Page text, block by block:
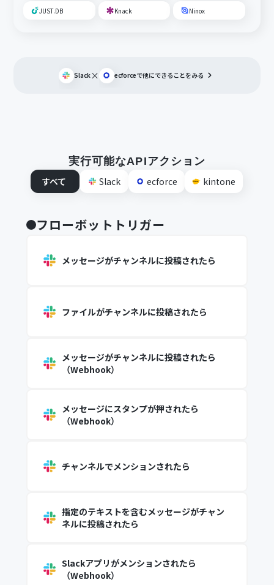
JUST.DB Knack Ninox
Slack× ecforceで他にできることをみる
実行可能なAPIアクション
すべて
Slack ecforce kintone
フローボットトリガー
メッセージがチャンネルに投稿されたら
ファイルがチャンネルに投稿されたら
メッセージがチャンネルに投稿されたら
（Webhook）
メッセージにスタンプが押されたら
（Webhook）
チャンネルでメンションされたら
指定のテキストを含むメッセージがチャン
ネルに投稿されたら
Slackアプリがメンションされたら
（Webhook）